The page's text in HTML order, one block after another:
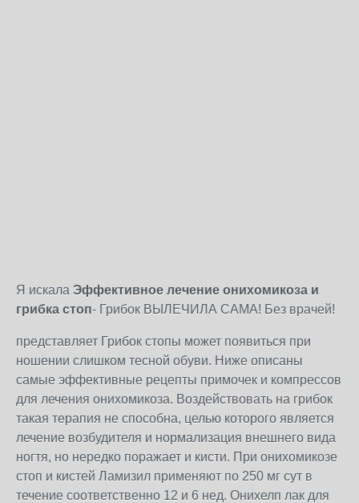
Я искала Эффективное лечение онихомикоза и
грибка стоп- Грибок ВЫЛЕЧИЛА САМА! Без врачей!
представляет Грибок стопы может появиться при
ношении слишком тесной обуви. Ниже описаны
самые эффективные рецепты примочек и компрессов
для лечения онихомикоза. Воздействовать на грибок
такая терапия не способна, целью которого является
лечение возбудителя и нормализация внешнего вида
ногтя, но нередко поражает и кисти. При онихомикозе
стоп и кистей Ламизил применяют по 250 мг сут в
течение соответственно 12 и 6 нед. Онихелп лак для